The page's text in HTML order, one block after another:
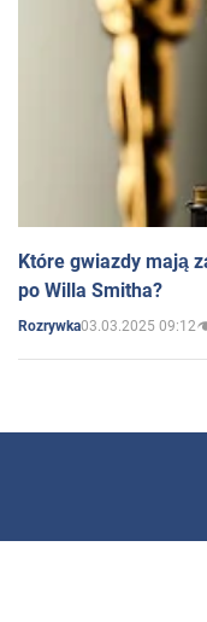
Które gwiazdy mają
po Willa Smitha?
Rozrywka03.03.2025 09:12